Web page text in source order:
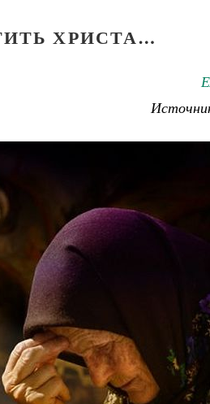
ХРИСТА…
Научись у